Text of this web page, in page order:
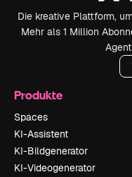
Die kreative Plattform,
Mehr als 1 Million
Produkte
Spaces
KI-Assistent
KI-Bildgenerator
KI-Videogenerator